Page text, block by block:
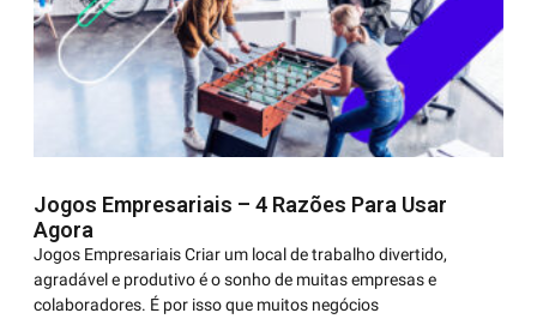
Jogos Empresariais – 4 Razões Para Usar
Agora
Jogos Empresariais Criar um local de trabalho divertido,
agradável e produtivo é o sonho de muitas empresas e
colaboradores. É por isso que muitos negócios